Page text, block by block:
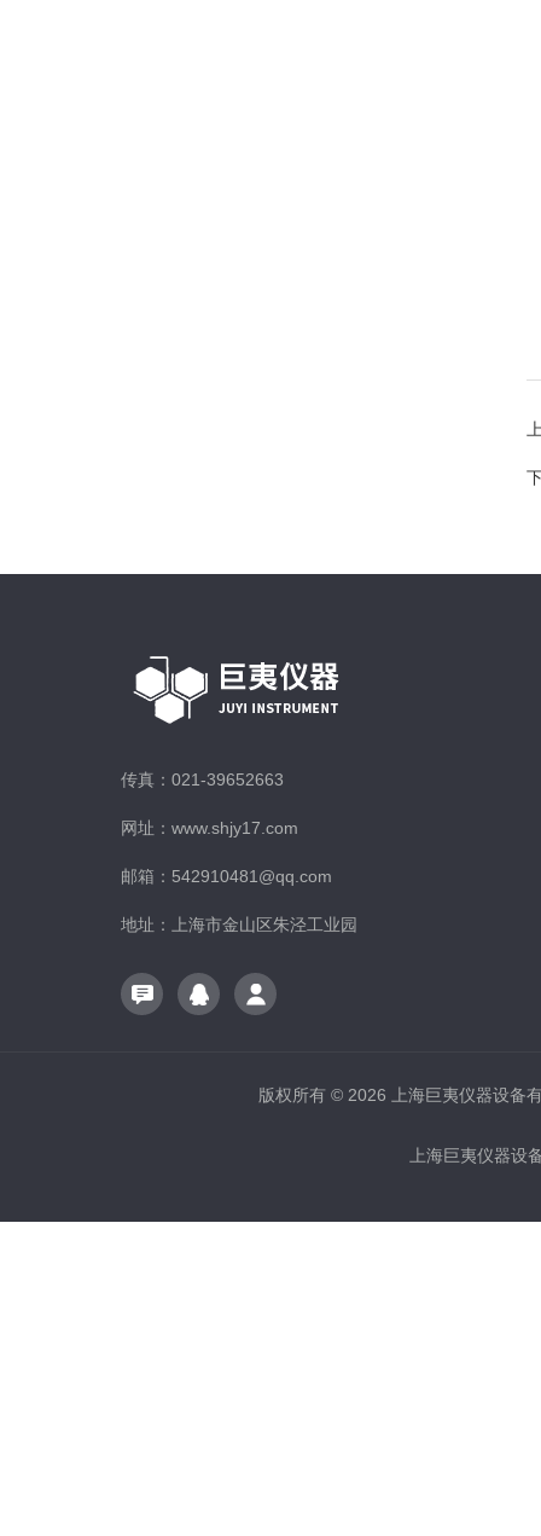
传真：021-39652663
网址：www.shjy17.com
邮箱：542910481@qq.com
地址：上海市金山区朱泾工业园
版权所有 © 2026 上海巨夷仪器设
上海巨夷仪器设